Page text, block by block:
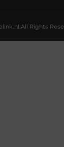
All Rights